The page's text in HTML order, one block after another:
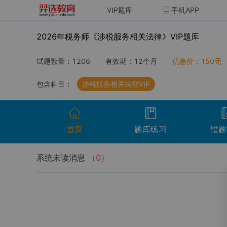
VIP题库 手机APP
2026年税务师《涉税服务相关法律》VIP题库
试题数量： 1206 有效期： 12个月 优惠价： 150元
包含科目： 涉税服务相关法律VIP
首页 题库练习 错
系统未读消息 （0）